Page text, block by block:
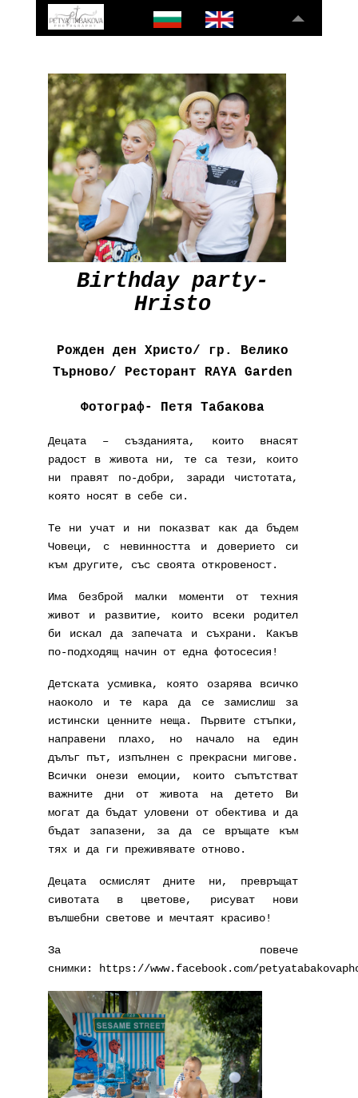
Birthday party-
Hristo
Рожден ден Христо/ гр. Велико
Търново/ Ресторант RAYA Garden
Фотограф- Петя Табакова
Децата – създанията, които внасят
радост в живота ни, те са тези, които
ни правят по-добри, заради чистотата,
която носят в себе си.
Те ни учат и ни показват как да бъдем
Човеци, с невинността и доверието си
към другите, със своята откровеност.
Има безброй малки моменти от техния
живот и развитие, които всеки родител
би искал да запечата и съхрани. Какъв
по-подходящ начин от една фотосесия!
Детската усмивка, която озарява всичко
наоколо и те кара да се замислиш за
истински ценните неща. Първите стъпки,
направени плахо, но начало на един
дълъг път, изпълнен с прекрасни мигове.
Всички онези емоции, които съпътстват
важните дни от живота на детето Ви
могат да бъдат уловени от обектива и да
бъдат запазени, за да се връщате към
тях и да ги преживявате отново.
Децата осмислят дните ни, превръщат
сивотата в цветове, рисуват нови
вълшебни светове и мечтаят красиво!
За повече
снимки:
https://www.facebook.com/